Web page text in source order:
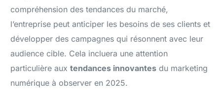
compréhension des tendances du marché,
l’entreprise peut anticiper les besoins de ses clients et
développer des campagnes qui résonnent avec leur
audience cible. Cela incluera une attention
particulière auxtendances innovantes du marketing
numérique à observer en 2025.